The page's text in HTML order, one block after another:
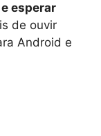
esperar
de ouvir
Android e